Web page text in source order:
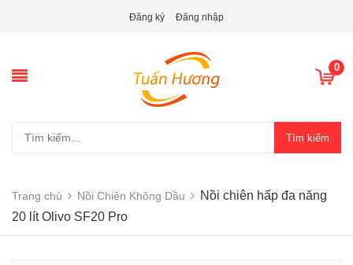
Đăng ký Đăng nhập
0
Tìm kiếm
Trang chủ Nồi Chiên Không Dầu
Nồi chiên hấp đa năng
20 lít Olivo SF20 Pro